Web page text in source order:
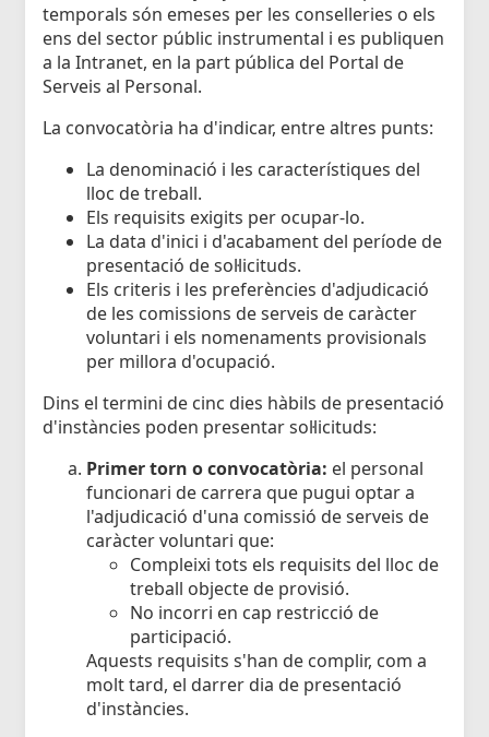
temporals són emeses per les conselleries o els
ens del sector públic instrumental i es publiquen
a la Intranet, en la part pública del Portal de
Serveis al Personal.
La convocatòria ha d'indicar, entre altres punts:
La denominació i les característiques del
lloc de treball.
Els requisits exigits per ocupar-lo.
La data d'inici i d'acabament del període de
presentació de sol·licituds.
Els criteris i les preferències d'adjudicació
de les comissions de serveis de caràcter
voluntari i els nomenaments provisionals
per millora d'ocupació.
Dins el termini de cinc dies hàbils de presentació
d'instàncies poden presentar sol·licituds:
Primer torn o convocatòria: el personal
funcionari de carrera que pugui optar a
l'adjudicació d'una comissió de serveis de
caràcter voluntari que:
Compleixi tots els requisits del lloc de
treball objecte de provisió.
No incorri en cap restricció de
participació.
Aquests requisits s'han de complir, com a
molt tard, el darrer dia de presentació
d'instàncies.